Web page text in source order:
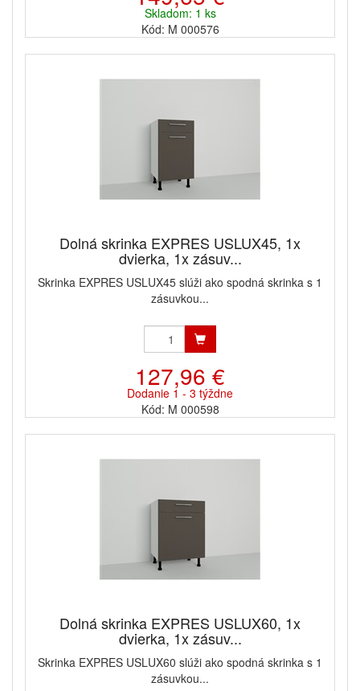
Skladom: 1 ks
Kód: M 000576
Dolná skrinka EXPRES USLUX45, 1x
dvierka, 1x zásuv...
Skrinka EXPRES USLUX45 slúži ako spodná skrinka s 1
zásuvkou...
127,96 €
Dodanie 1 - 3 týždne
Kód: M 000598
Dolná skrinka EXPRES USLUX60, 1x
dvierka, 1x zásuv...
Skrinka EXPRES USLUX60 slúži ako spodná skrinka s 1
zásuvkou...